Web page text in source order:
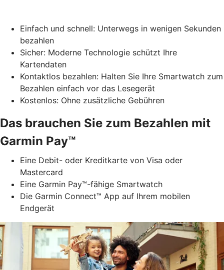
Einfach und schnell: Unterwegs in wenigen Sekunden
bezahlen
Sicher: Moderne Technologie schützt Ihre
Kartendaten
Kontaktlos bezahlen: Halten Sie Ihre Smartwatch zum
Bezahlen einfach vor das Lesegerät
Kostenlos: Ohne zusätzliche Gebühren
Das brauchen Sie zum Bezahlen mit
Garmin Pay™
Eine Debit- oder Kreditkarte von Visa oder
Mastercard
Eine Garmin Pay™-fähige Smartwatch
Die Garmin Connect™ App auf Ihrem mobilen
Endgerät